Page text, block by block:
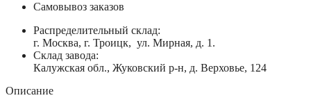
Самовывоз заказов
Распределительный склад:
г. Москва, г. Троицк, ул. Мирная, д. 1.
Склад завода:
Калужская обл., Жуковский р-н, д. Верховье, 124
Описание